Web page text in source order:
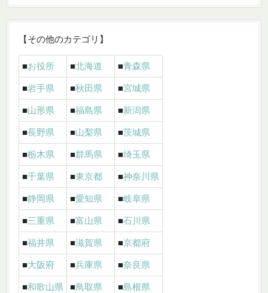
【その他のカテゴリ】
■お役所 ■北海道 ■青森県
■岩手県 ■秋田県 ■宮城県
■山形県 ■福島県 ■新潟県
■長野県 ■山梨県 ■茨城県
■栃木県 ■群馬県 ■埼玉県
■千葉県 ■東京都 ■神奈川県
■静岡県 ■愛知県 ■岐阜県
■三重県 ■富山県 ■石川県
■福井県 ■滋賀県 ■京都府
■大阪府 ■兵庫県 ■奈良県
■和歌山県 ■鳥取県 ■島根県